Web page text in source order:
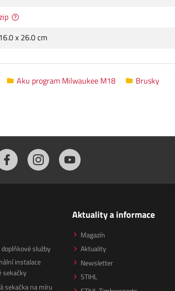
x 26.0 cm
Aku program Milwaukee M18
Brusky
služby
instalace
sekačky
sekačka na míru
Aktuality a informace
Magazín
Aktuality
Newsletter
STIHL